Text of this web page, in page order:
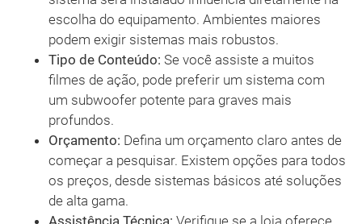
escolha do equipamento. Ambientes maiores
podem exigir sistemas mais robustos.
Tipo de Conteúdo: Se você assiste a muitos
filmes de ação, pode preferir um sistema com
um subwoofer potente para graves mais
profundos.
Orçamento: Defina um orçamento claro antes de
começar a pesquisar. Existem opções para todos
os preços, desde sistemas básicos até soluções
de alta gama.